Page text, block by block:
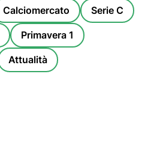
Calciomercato Serie C
Primavera 1
Attualità